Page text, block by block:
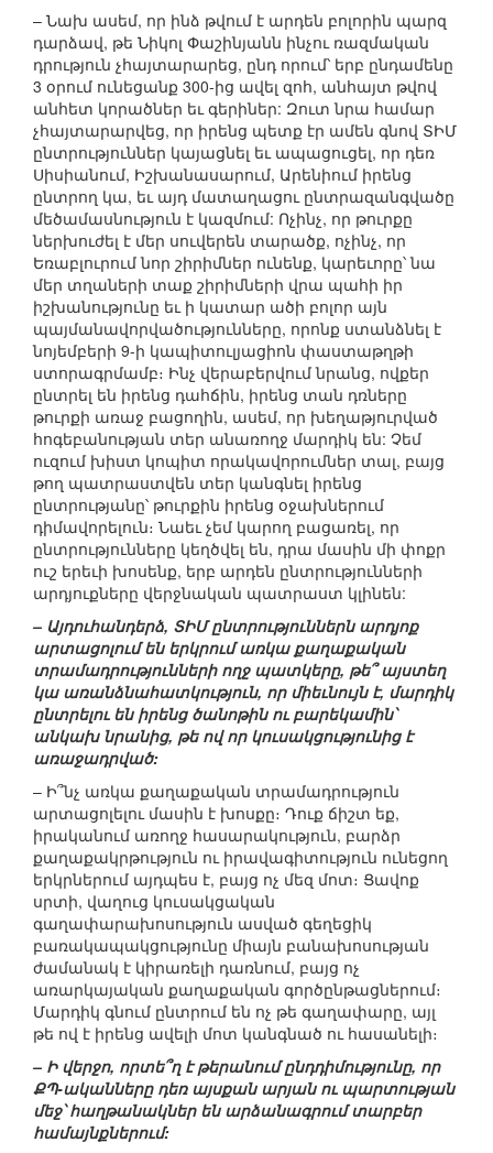
– Նախ ասեմ, որ ինձ թվում է արդեն բոլորին պարզ
դարձավ, թե Նիկոլ Փաշինյանն ինչու ռազմական
դրություն չհայտարարեց, ընդ որում՝ երբ ընդամենը
3 օրում ունեցանք 300-ից ավել զոհ, անհայտ թվով
անհետ կորածներ եւ գերիներ: Զուտ նրա համար
չհայտարարվեց, որ իրենց պետք էր ամեն գնով ՏԻՄ
ընտրություններ կայացնել եւ ապացուցել, որ դեռ
Սիսիանում, Իշխանասարում, Արենիում իրենց
ընտրող կա, եւ այդ մատաղացու ընտրազանգվածը
մեծամասնություն է կազմում: Ոչինչ, որ թուրքը
ներխուժել է մեր սուվերեն տարածք, ոչինչ, որ
Եռաբլուրում նոր շիրիմներ ունենք, կարեւորը՝ նա
մեր տղաների տաք շիրիմների վրա պահի իր
իշխանությունը եւ ի կատար ածի բոլոր այն
պայմանավորվածությունները, որոնք ստանձնել է
նոյեմբերի 9-ի կապիտուլյացիոն փաստաթղթի
ստորագրմամբ։ Ինչ վերաբերվում նրանց, ովքեր
ընտրել են իրենց դահճին, իրենց տան դռները
թուրքի առաջ բացողին, ասեմ, որ խեղաթյուրված
հոգեբանության տեր անառողջ մարդիկ են: Չեմ
ուզում խիստ կոպիտ որակավորումներ տալ, բայց
թող պատրաստվեն տեր կանգնել իրենց
ընտրությանը՝ թուրքին իրենց օջախներում
դիմավորելուն։ Նաեւ չեմ կարող բացառել, որ
ընտրությունները կեղծվել են, դրա մասին մի փոքր
ուշ երեւի խոսենք, երբ արդեն ընտրությունների
արդյուքները վերջնական պատրաստ կլինեն:
– Այդուհանդերձ, ՏԻՄ ընտրություններն արդյոք
արտացոլում են երկրում առկա քաղաքական
տրամադրությունների ողջ պատկերը, թե՞ այստեղ
կա առանձնահատկություն, որ միեւնույն է, մարդիկ
ընտրելու են իրենց ծանոթին ու բարեկամին՝
անկախ նրանից, թե ով որ կուսակցությունից է
առաջադրված:
– Ի՞նչ առկա քաղաքական տրամադրություն
արտացոլելու մասին է խոսքը։ Դուք ճիշտ եք,
իրականում առողջ հասարակություն, բարձր
քաղաքակրթություն ու իրավագիտություն ունեցող
երկրներում այդպես է, բայց ոչ մեզ մոտ։ Ցավոք
սրտի, վաղուց կուսակցական
գաղափարախոսություն ասված գեղեցիկ
բառակապակցությունը միայն բանախոսության
ժամանակ է կիրառելի դառնում, բայց ոչ
առարկայական քաղաքական գործընթացներում։
Մարդիկ գնում ընտրում են ոչ թե գաղափարը, այլ
թե ով է իրենց ավելի մոտ կանգնած ու հասանելի։
– Ի վերջո, որտե՞ղ է թերանում ընդդիմությունը, որ
ՔՊ-ականները դեռ այսքան արյան ու պարտության
մեջ՝ հաղթանակներ են արձանագրում տարբեր
համայնքներում: